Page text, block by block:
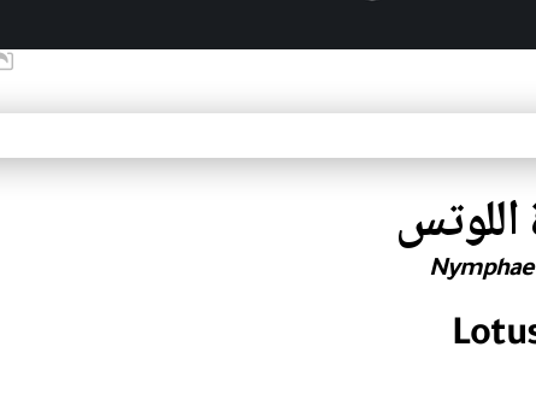
Nymphae